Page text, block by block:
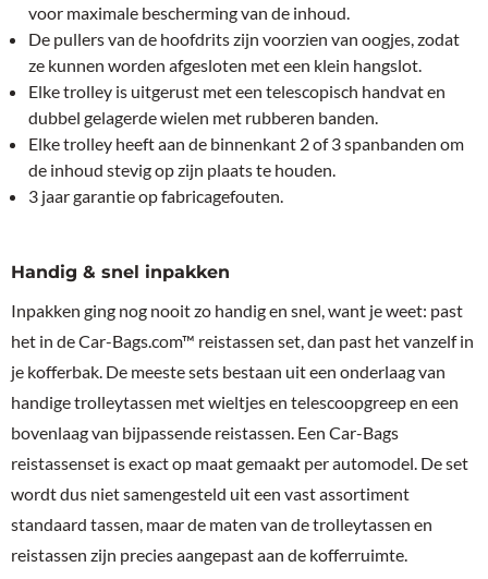
voor maximale bescherming van de inhoud.
De pullers van de hoofdrits zijn voorzien van oogjes, zodat
ze kunnen worden afgesloten met een klein hangslot.
Elke trolley is uitgerust met een telescopisch handvat en
dubbel gelagerde wielen met rubberen banden.
Elke trolley heeft aan de binnenkant 2 of 3 spanbanden om
de inhoud stevig op zijn plaats te houden.
3 jaar garantie op fabricagefouten.
Handig & snel inpakken
Inpakken ging nog nooit zo handig en snel, want je weet: past
het in de Car-Bags.com™ reistassen set, dan past het vanzelf in
je kofferbak. De meeste sets bestaan uit een onderlaag van
handige trolleytassen met wieltjes en telescoopgreep en een
bovenlaag van bijpassende reistassen. Een Car-Bags
reistassenset is exact op maat gemaakt per automodel. De set
wordt dus niet samengesteld uit een vast assortiment
standaard tassen, maar de maten van de trolleytassen en
reistassen zijn precies aangepast aan de kofferruimte.